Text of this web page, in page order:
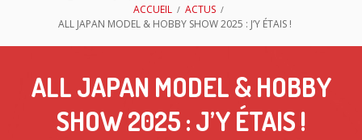
D'ARIANE
ACCUEIL
ACTUS
ALL JAPAN MODEL & HOBBY SHOW 2025 : J’Y ÉTAIS !
ALL JAPAN MODEL & HOBBY
SHOW 2025 : J’Y ÉTAIS !